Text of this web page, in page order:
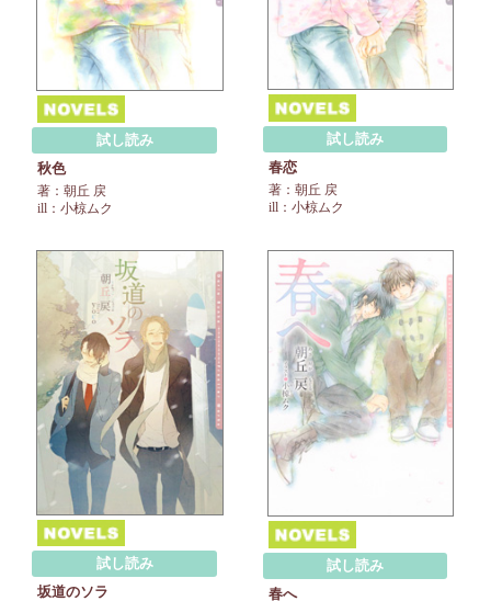
試し読み
秋色
著：朝丘 戻
ill：小椋ムク
試し読み
春恋
著：朝丘 戻
ill：小椋ムク
試し読み
坂道のソラ
試し読み
春へ